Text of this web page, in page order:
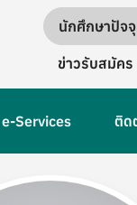
Quick links
นักศึกษาปัจ
ข่าวรับสมัคร
e-Services ติด